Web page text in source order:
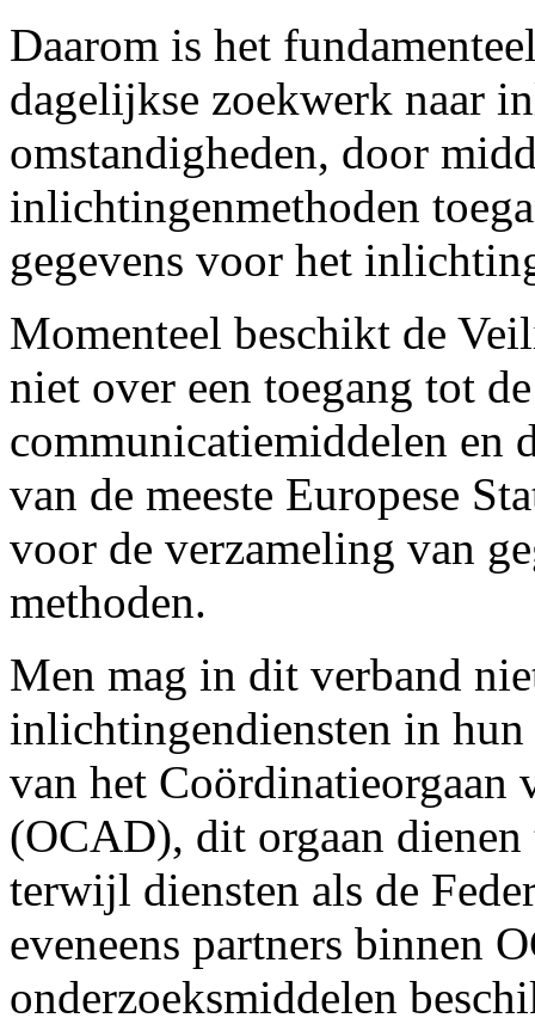
Daarom is het
dagelijkse zoekwerk naar
omstandigheden, door
inlichtingenmethoden
gegevens voor het
Momenteel beschikt de
niet over een toegang tot
communicatiemiddelen en
van de meeste Europese
voor de verzameling van
methoden.
Men mag in dit verband
inlichtingendiensten in hun
van het Coördinatieorgaan
(OCAD), dit orgaan dienen
terwijl diensten als de
eveneens partners binnen
onderzoeksmiddelen